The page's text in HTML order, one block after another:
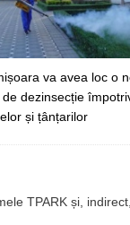
va avea loc o
de dezinsecție
și țânțarilor
TPARK și,